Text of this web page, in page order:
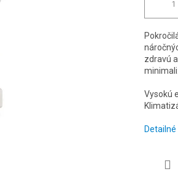
zdravú
Vysokú